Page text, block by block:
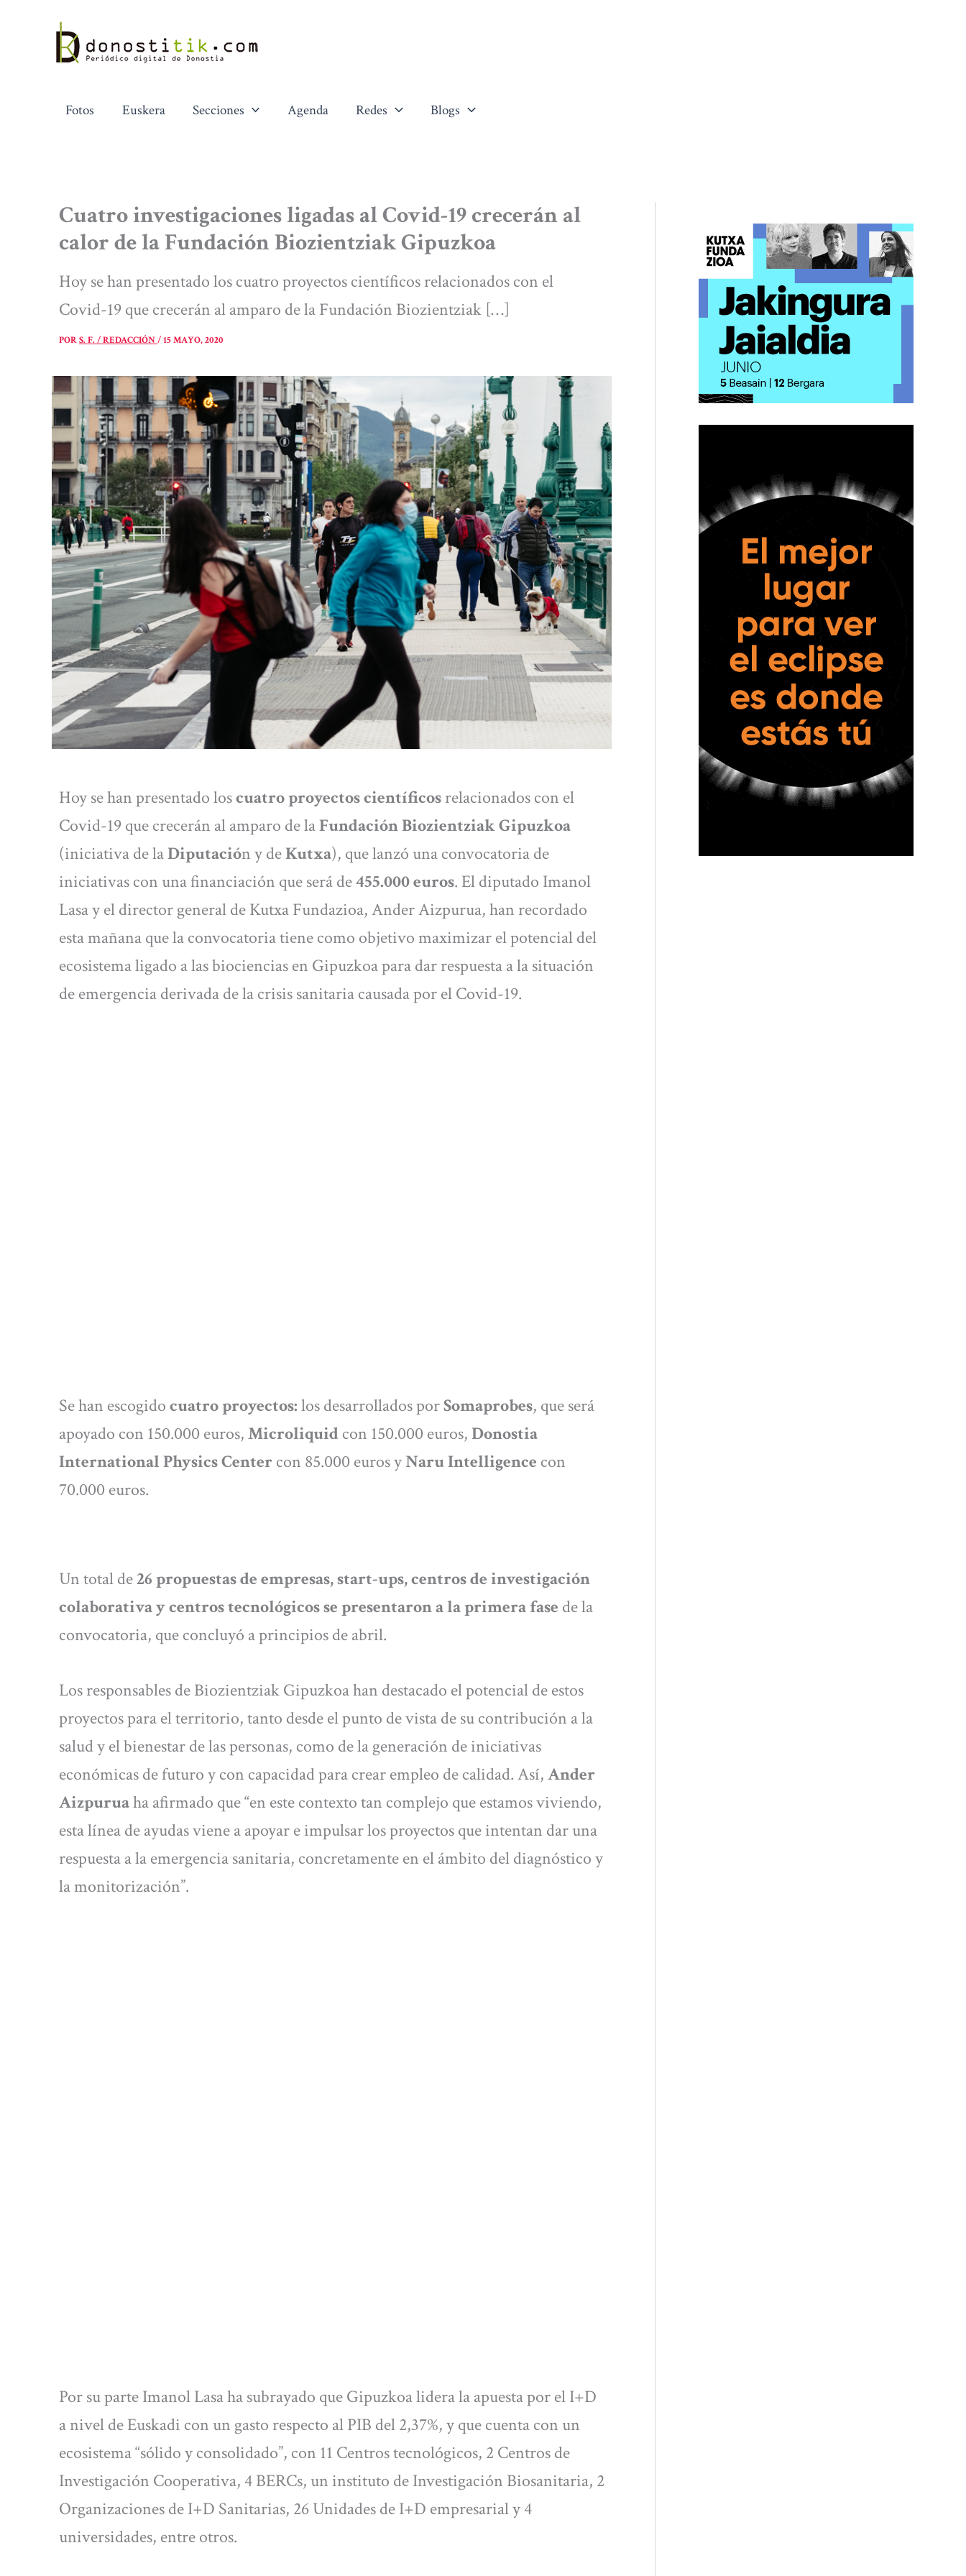
contenido
Fotos Euskera Secciones Agenda Redes Blogs
Cuatro investigaciones ligadas al Covid-19 crecerán al
calor de la Fundación Biozientziak Gipuzkoa
Hoy se han presentado los cuatro proyectos científicos relacionados con el
Covid-19 que crecerán al amparo de la Fundación Biozientziak […]
PORS. F. / REDACCIÓN/15 MAYO, 2020
Hoy se han presentado loscuatro proyectos científicosrelacionados con el
Covid-19 que crecerán al amparo de laFundación Biozientziak Gipuzkoa
(iniciativa de laDiputación y deKutxa), que lanzó una convocatoria de
iniciativas con una financiación que será de455.000 euros. El diputado Imanol
Lasa y el director general de Kutxa Fundazioa, Ander Aizpurua, han recordado
esta mañana que la convocatoria tiene como objetivo maximizar el potencial del
ecosistema ligado a las biociencias en Gipuzkoa para dar respuesta a la situación
de emergencia derivada de la crisis sanitaria causada por el Covid-19.
Se han escogidocuatro proyectos:los desarrollados porSomaprobes, que será
apoyado con 150.000 euros,Microliquidcon 150.000 euros,Donostia
International Physics Center con 85.000 euros yNaru Intelligence con
70.000 euros.
Un total de26 propuestas de empresas, start-ups, centros de investigación
colaborativa y centros tecnológicos se presentaron a la primera fase de la
convocatoria, que concluyó a principios de abril.
Los responsables de Biozientziak Gipuzkoa han destacado el potencial de estos
proyectos para el territorio, tanto desde el punto de vista de su contribución a la
salud y el bienestar de las personas, como de la generación de iniciativas
económicas de futuro y con capacidad para crear empleo de calidad. Así,Ander
Aizpuruaha afirmado que “en este contexto tan complejo que estamos viviendo,
esta línea de ayudas viene a apoyar e impulsar los proyectos que intentan dar una
respuesta a la emergencia sanitaria, concretamente en el ámbito del diagnóstico y
la monitorización”.
Por su parte Imanol Lasa ha subrayado que Gipuzkoa lidera la apuesta por el I+D
a nivel de Euskadi con un gasto respecto al PIB del 2,37%, y que cuenta con un
ecosistema “sólido y consolidado”, con 11 Centros tecnológicos, 2 Centros de
Investigación Cooperativa, 4 BERCs, un instituto de Investigación Biosanitaria, 2
Organizaciones de I+D Sanitarias, 26 Unidades de I+D empresarial y 4
universidades, entre otros.